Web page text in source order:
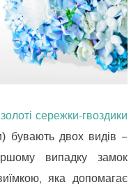
золоті сережки-гвоздики
бувають двох видів −
випадку замок
яка допомагає